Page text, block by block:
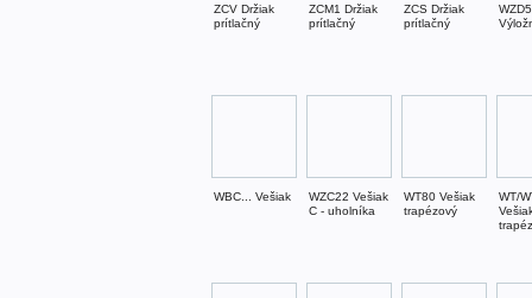
ZCV Držiak
prítlačný
ZCM1 Držiak
prítlačný
ZCS Držiak
prítlačný
WBC... Vešiak
WZC22 Vešiak
C - uholníka
WT80 Vešiak
trapézový
WT/